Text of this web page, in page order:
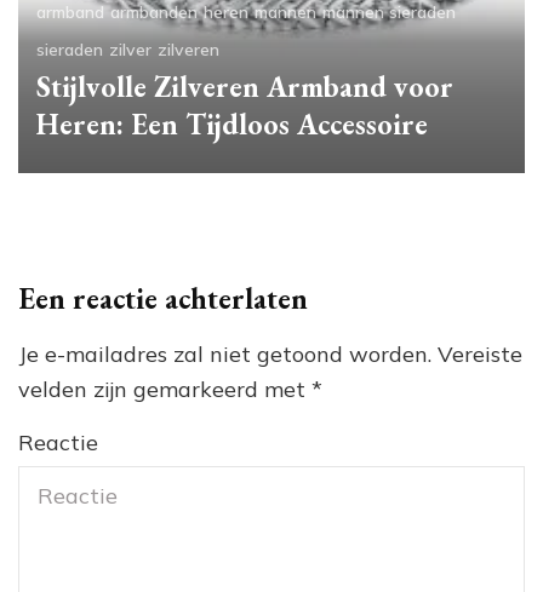
armband armbanden heren mannen mannen sieraden
sieraden zilver zilveren
Stijlvolle Zilveren Armband voor
Heren: Een Tijdloos Accessoire
Een reactie achterlaten
Je e-mailadres zal niet getoond worden. Vereiste
velden zijn gemarkeerd met *
Reactie